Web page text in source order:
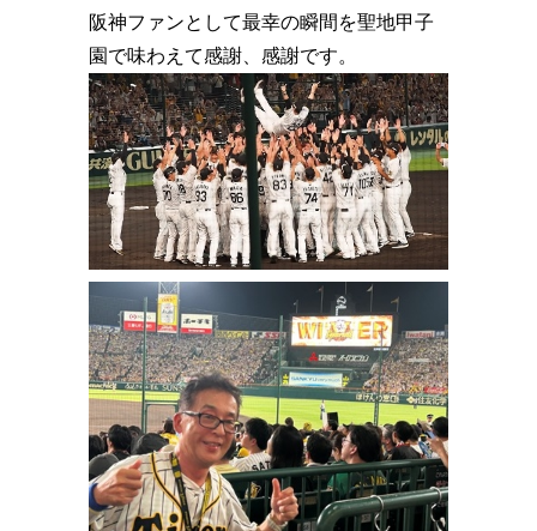
阪神ファンとして最幸の瞬間を聖地甲子
園で味わえて感謝、感謝です。